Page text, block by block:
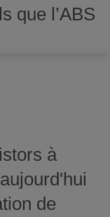
que l’ABS
délestage
à
de